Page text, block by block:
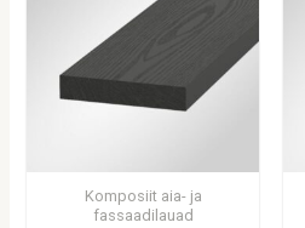
Komposiit aia- ja
fassaadilauad